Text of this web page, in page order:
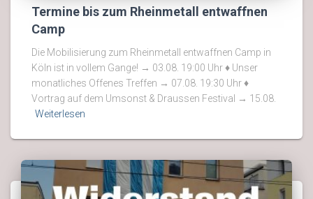
Termine bis zum Rheinmetall entwaffnen
Camp
Die Mobilisierung zum Rheinmetall entwaffnen Camp in
Köln ist in vollem Gange! → 03.08. 19:00 Uhr ♦ Unser
monatliches Offenes Treffen → 07.08. 19:30 Uhr ♦
Vortrag auf dem Umsonst & Draussen Festival → 15.08.
Weiterlesen